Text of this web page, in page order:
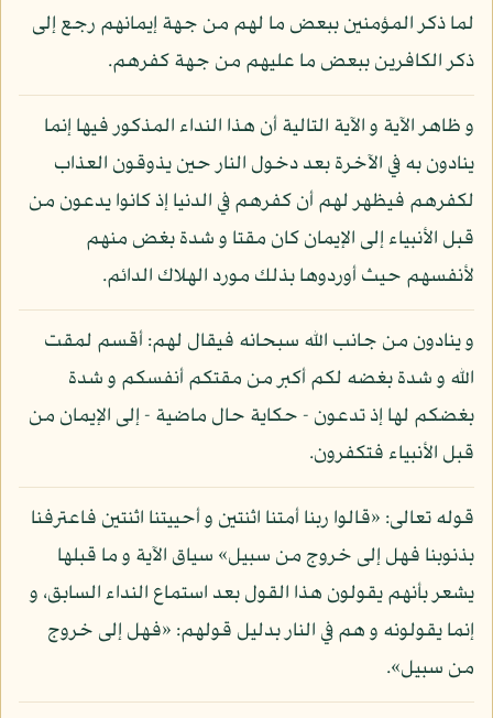
لما ذكر المؤمنين ببعض ما لهم من جهة إيمانهم رجع إلى
ذكر الكافرين ببعض ما عليهم من جهة كفرهم.
و ظاهر الآية و الآية التالية أن هذا النداء المذكور فيها إنما
ينادون به في الآخرة بعد دخول النار حين يذوقون العذاب
لكفرهم فيظهر لهم أن كفرهم في الدنيا إذ كانوا يدعون من
قبل الأنبياء إلى الإيمان كان مقتا و شدة بغض منهم
لأنفسهم حيث أوردوها بذلك مورد الهلاك الدائم.
و ينادون من جانب الله سبحانه فيقال لهم: أقسم لمقت
الله و شدة بغضه لكم أكبر من مقتكم أنفسكم و شدة
بغضكم لها إذ تدعون - حكاية حال ماضية - إلى الإيمان من
قبل الأنبياء فتكفرون.
قوله تعالى: «قالوا ربنا أمتنا اثنتين و أحييتنا اثنتين فاعترفنا
بذنوبنا فهل إلى خروج من سبيل» سياق الآية و ما قبلها
يشعر بأنهم يقولون هذا القول بعد استماع النداء السابق، و
إنما يقولونه و هم في النار بدليل قولهم: «فهل إلى خروج
من سبيل».